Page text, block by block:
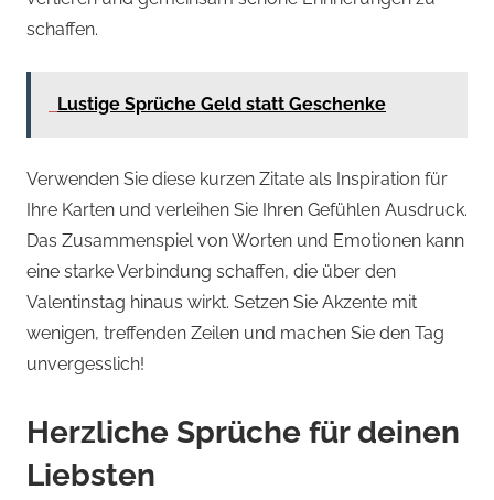
schaffen.
Lustige Sprüche Geld statt Geschenke
Verwenden Sie diese kurzen Zitate als Inspiration für
Ihre Karten und verleihen Sie Ihren Gefühlen Ausdruck.
Das Zusammenspiel von Worten und Emotionen kann
eine starke Verbindung schaffen, die über den
Valentinstag hinaus wirkt. Setzen Sie Akzente mit
wenigen, treffenden Zeilen und machen Sie den Tag
unvergesslich!
Herzliche Sprüche für deinen
Liebsten